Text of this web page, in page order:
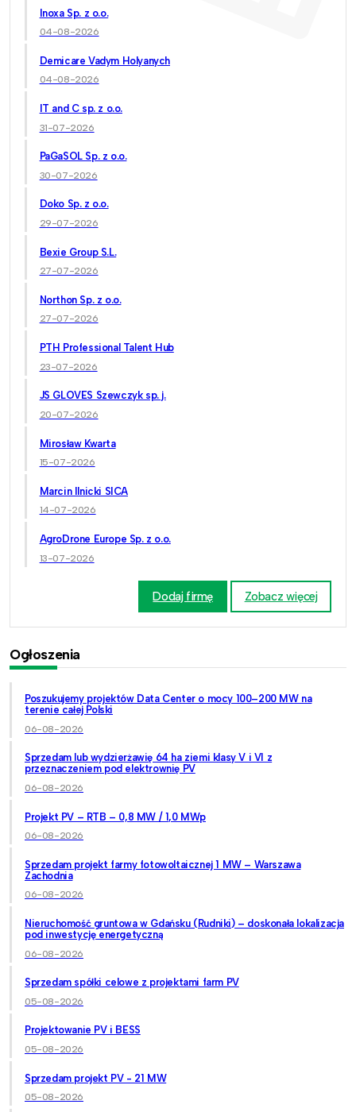
Inoxa Sp. z o.o.
04-08-2026
Demicare Vadym Holyanych
04-08-2026
IT and C sp. z o.o.
31-07-2026
PaGaSOL Sp. z o.o.
30-07-2026
Doko Sp. z o.o.
29-07-2026
Bexie Group S.L.
27-07-2026
Northon Sp. z o.o.
27-07-2026
PTH Professional Talent Hub
23-07-2026
JS GLOVES Szewczyk sp. j.
20-07-2026
Mirosław Kwarta
15-07-2026
Marcin Ilnicki SICA
14-07-2026
AgroDrone Europe Sp. z o.o.
13-07-2026
Dodaj firmę Zobacz więcej
Ogłoszenia
Poszukujemy projektów Data Center o mocy 100–200 MW na
terenie całej Polski
06-08-2026
Sprzedam lub wydzierżawię 64 ha ziemi klasy V i VI z
przeznaczeniem pod elektrownię PV
06-08-2026
Projekt PV – RTB – 0,8 MW / 1,0 MWp
06-08-2026
Sprzedam projekt farmy fotowoltaicznej 1 MW – Warszawa
Zachodnia
06-08-2026
Nieruchomość gruntowa w Gdańsku (Rudniki) – doskonała lokalizacja
pod inwestycję energetyczną
06-08-2026
Sprzedam spółki celowe z projektami farm PV
05-08-2026
Projektowanie PV i BESS
05-08-2026
Sprzedam projekt PV - 21 MW
05-08-2026